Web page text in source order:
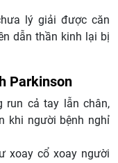
lý giải được căn
dẫn thần kinh lại bị
Parkinson
run cả tay lẫn chân,
khi người bệnh nghỉ
xoay cổ xoay người